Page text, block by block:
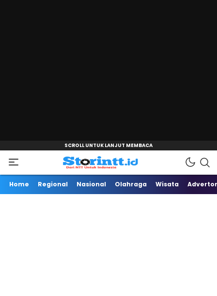
"
Storintt
Dari NTT Untuk Indonesia
Home Regional Nasional Olahraga Wisata